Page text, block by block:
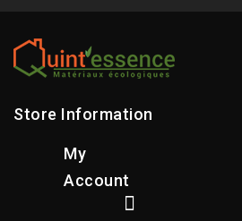
Store Information
My
Account